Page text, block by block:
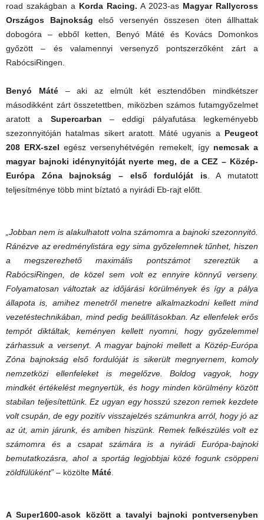
road szakágban a Korda Racing. A 2023-as Magyar Rallycross
Országos Bajnokság első versenyén összesen öten állhattak
dobogóra – ebből ketten, Benyó Máté és Kovács Domonkos
győzött – és valamennyi versenyző pontszerzőként zárt a
RabócsiRingen.
Benyó Máté– aki az elmúlt két esztendőben mindkétszer
másodikként zárt összetettben, miközben számos futamgyőzelmet
aratott a Supercarban – eddigi pályafutása legkeményebb
szezonnyitóján hatalmas sikert aratott. Máté ugyanis a Peugeot
208 ERX-szel egész versenyhétvégén remekelt, így nemcsak a
magyar bajnoki idénynyitóját nyerte meg, de a CEZ – Közép-
Európa Zóna bajnokság – első fordulóját is. A mutatott
teljesítménye több mint bíztató a nyirádi Eb-rajt előtt.
„Jobban nem is alakulhatott volna számomra a bajnoki szezonnyitó.
Ránézve az eredménylistára egy sima győzelemnek tűnhet, hiszen
a megszerezhető maximális pontszámot szereztük a
RabócsiRingen, de közel sem volt ez ennyire könnyű verseny.
Folyamatosan változtak az időjárási körülmények és így a pálya
állapota is, amihez menetről menetre alkalmazkodni kellett mind
vezetéstechnikában, mind pedig beállításokban. Az ellenfelek erős
tempót diktáltak, keményen kellett nyomni, hogy győzelemmel
zárhassuk a versenyt. A magyar bajnoki mellett a Közép-Európa
Zóna bajnokság első fordulóját is sikerült megnyernem, komoly
nemzetközi ellenfeleket is megelőzve. Boldog vagyok, hogy
mindkét értékelést megnyertük, és hogy minden körülmény között
stabilan teljesítettünk. Ez ugyan egy hosszú szezon remek kezdete
volt csupán, de egy pozitív visszajelzés számunkra arról, hogy jó az
az út, amin járunk, és amiben hiszünk. Remek felkészülés volt ez
számomra és a csapat számára is a nyirádi Európa-bajnoki
bemutatkozásra, ahol a sportág legjobbjai közé fogunk csöppeni
zöldfülüként” – közölte Máté
A Super1600-asok között a tavalyi bajnoki pontversenyben